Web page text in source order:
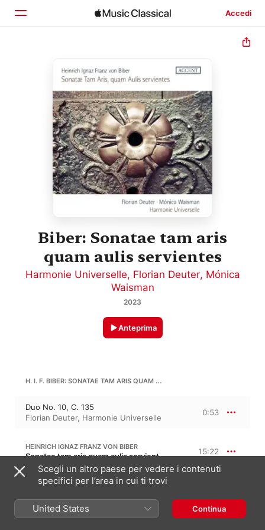
Accedi
Scopri
Cerca
Biber: Sonatae tam aris
quam aulis servientes
Harmonie Universelle, Florian Deuter, Mónica
Waisman
2023
Anteprima
H. I. F. BIBER: SONATAE TAM ARIS QUAM AULIS SERVIENTES
Duo No. 10, C. 135
Florian Deuter, Harmonie Universelle
0:53
HEINRICH IGNAZ FRANZ VON BIBER
Sonatae tam aris quam aulis servientes 15:22
Sonata No. 1 a otto, C. 114
Florian Deuter
Sonata No. 2 a sei, C. 115
Florian Deuter,Harmonie Universelle
Scegli un altro paese per vedere i contenuti
specifici per l’area in cui ti trovi
United States Continua